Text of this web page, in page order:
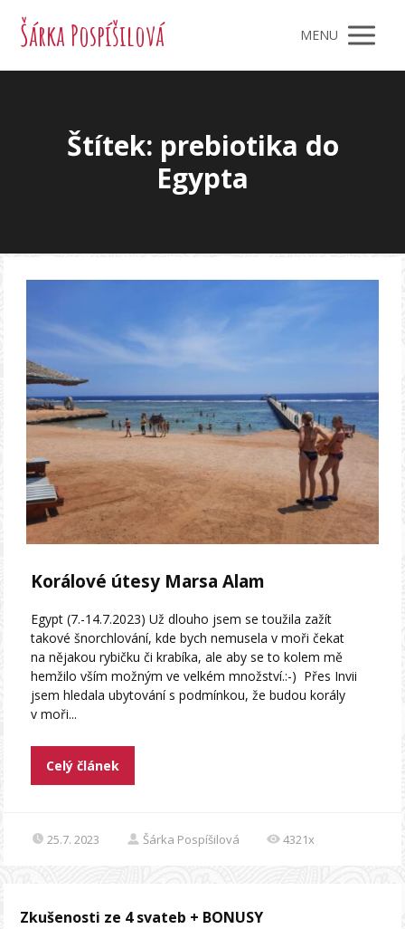
Šárka Pospíšilová MENU
Štítek: prebiotika do
Egypta
Korálové útesy Marsa Alam
Egypt (7.-14.7.2023) Už dlouho jsem se toužila zažít
takové šnorchlování, kde bych nemusela v moři čekat
na nějakou rybičku či krabíka, ale aby se to kolem mě
hemžilo vším možným ve velkém množství.:-) Přes Invii
jsem hledala ubytování s podmínkou, že budou korály
v moři...
Celý článek
25.7. 2023 Šárka Pospíšilová 4321x
Zkušenosti ze 4 svateb + BONUSY